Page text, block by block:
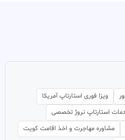
ویزا فوری استارتاپ آمریکا
استارتاپ نروژ تخصصی
مشاوره مهاجرت و اخذ اقامت کویت